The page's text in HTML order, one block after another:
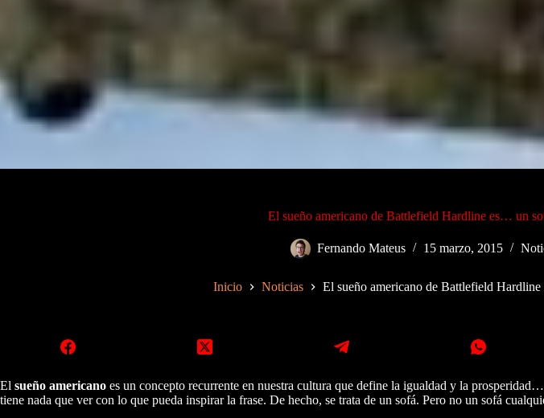
El sueño americano de Battlefield Hardline es… un
Fernando Mateus 15 marzo, 2015
Inicio Noticias El sueño americano de Battlefield
El sueño americano es un concepto recurrente en nuestra cultura que define la igualdad y la
tiene nada que ver con lo que pueda inspirar la frase. De hecho, se trata de un sofá. Pero no un sofá